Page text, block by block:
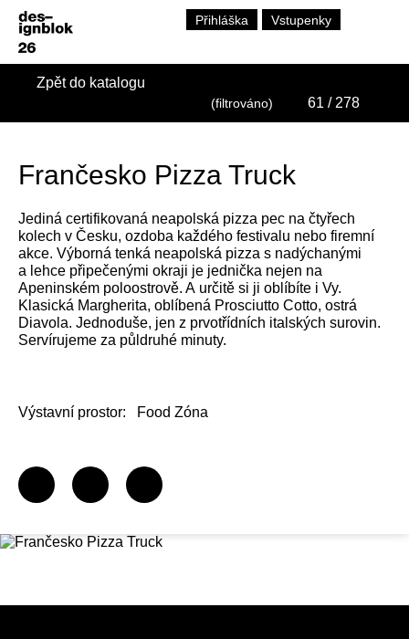
Přihláška Vstupenky
Zpět do katalogu
(filtrováno) 61 / 278
Frančesko Pizza Truck
Jediná certifikovaná neapolská pizza pec na čtyřech
kolech v Česku, ozdoba každého festivalu nebo firemní
akce. Výborná tenká neapolská pizza s nadýchanými
a lehce připečenými okraji je jednička nejen na
Apeninském poloostrově. A určitě si ji oblíbíte i Vy.
Klasická Margherita, oblíbená Prosciutto Cotto, ostrá
Diavola. Jednoduše, jen z prvotřídních italských surovin.
Servírujeme za půldruhé minuty.
Výstavní prostor: Food Zóna